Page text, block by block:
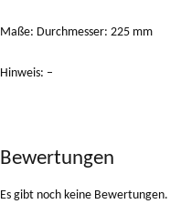
Maße: Durchmesser: 225 mm
Hinweis: –
Bewertungen
Es gibt noch keine Bewertungen.